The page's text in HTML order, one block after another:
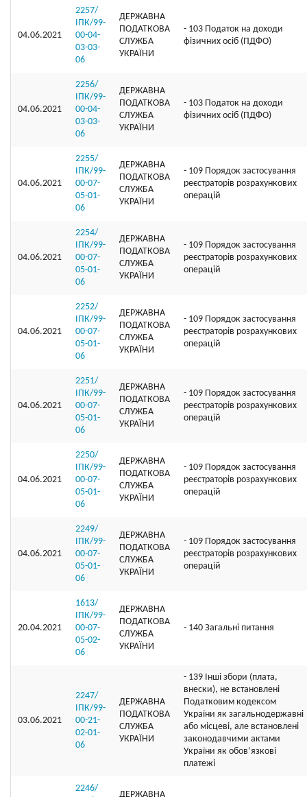
04.06.2021
2257/
ІПК/99-
00-04-
03-03-
06
ДЕРЖАВНА
ПОДАТКОВА
СЛУЖБА
УКРАЇНИ
- 103 Податок на доходи
фізичних осіб (ПДФО)
04.06.2021
2256/
ІПК/99-
00-04-
03-03-
06
ДЕРЖАВНА
ПОДАТКОВА
СЛУЖБА
УКРАЇНИ
- 103 Податок на доходи
фізичних осіб (ПДФО)
04.06.2021
2255/
ІПК/99-
00-07-
05-01-
06
ДЕРЖАВНА
ПОДАТКОВА
СЛУЖБА
УКРАЇНИ
- 109 Порядок застосування
реєстраторів розрахункових
операцій
04.06.2021
2254/
ІПК/99-
00-07-
05-01-
06
ДЕРЖАВНА
ПОДАТКОВА
СЛУЖБА
УКРАЇНИ
- 109 Порядок застосування
реєстраторів розрахункових
операцій
04.06.2021
2252/
ІПК/99-
00-07-
05-01-
06
ДЕРЖАВНА
ПОДАТКОВА
СЛУЖБА
УКРАЇНИ
- 109 Порядок застосування
реєстраторів розрахункових
операцій
04.06.2021
2251/
ІПК/99-
00-07-
05-01-
06
ДЕРЖАВНА
ПОДАТКОВА
СЛУЖБА
УКРАЇНИ
- 109 Порядок застосування
реєстраторів розрахункових
операцій
04.06.2021
2250/
ІПК/99-
00-07-
05-01-
06
ДЕРЖАВНА
ПОДАТКОВА
СЛУЖБА
УКРАЇНИ
- 109 Порядок застосування
реєстраторів розрахункових
операцій
04.06.2021
2249/
ІПК/99-
00-07-
05-01-
06
ДЕРЖАВНА
ПОДАТКОВА
СЛУЖБА
УКРАЇНИ
- 109 Порядок застосування
реєстраторів розрахункових
операцій
20.04.2021
1613/
ІПК/99-
00-07-
05-02-
06
ДЕРЖАВНА
ПОДАТКОВА
СЛУЖБА
УКРАЇНИ
- 140 Загальні питання
03.06.2021
2247/
ІПК/99-
00-21-
02-01-
06
ДЕРЖАВНА
ПОДАТКОВА
СЛУЖБА
УКРАЇНИ
- 139 Інші збори (плата,
внески), не встановлені
Податковим кодексом
України як загальнодержавні
або місцеві, але встановлені
законодавчими актами
України як обов’язкові
платежі
2246/
ДЕРЖАВНА